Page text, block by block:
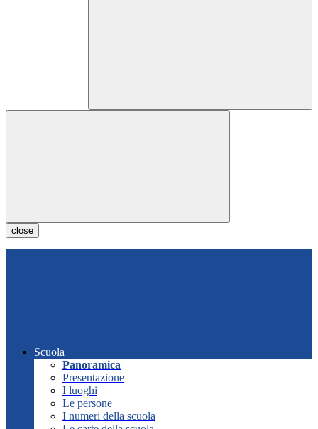
close
Scuola
Panoramica
Presentazione
I luoghi
Le persone
I numeri della scuola